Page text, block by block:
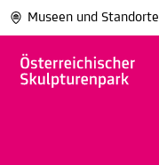
Museen und Standorte